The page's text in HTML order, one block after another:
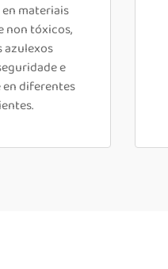
materiais
non tóxicos,
azulexos
e
diferentes